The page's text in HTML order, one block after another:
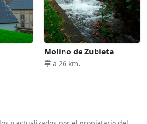
Molino de Zubieta
a 26 km.